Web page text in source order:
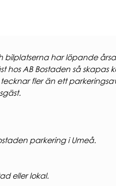
bilplatserna har löpande
hos AB Bostaden så skapas
fler än ett
parkering i Umeå.
eller lokal.